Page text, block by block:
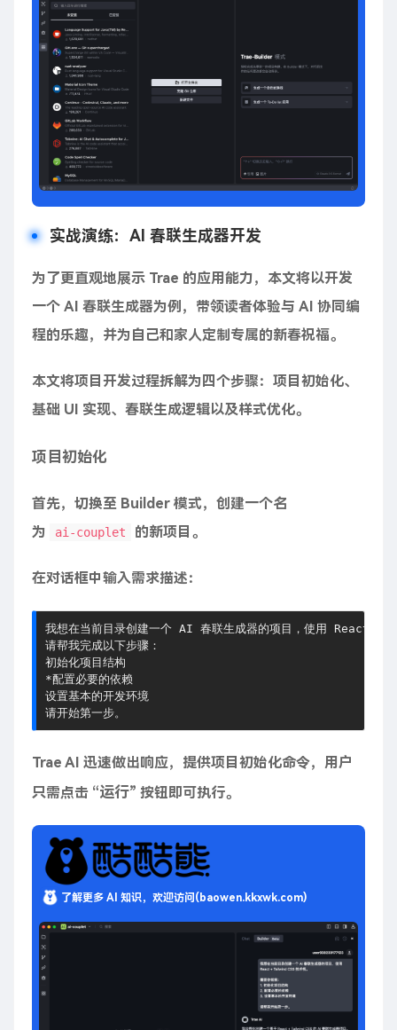
实战演练：AI 春联生成器开发
为了更直观地展示 Trae 的应用能力，本文将以开发
一个 AI 春联生成器为例，带领读者体验与 AI 协同编
程的乐趣，并为自己和家人定制专属的新春祝福。
本文将项目开发过程拆解为四个步骤：项目初始化、
基础 UI 实现、春联生成逻辑以及样式优化。
项目初始化
首先，切换至 Builder 模式，创建一个名
为
ai-couplet 的新项目。
在对话框中输入需求描述：
我想在当前目录创建一个 AI 春联生成器的项目，使用 React
请帮我完成以下步骤：
初始化项目结构
*配置必要的依赖
设置基本的开发环境
Trae AI 迅速做出响应，提供项目初始化命令，用户
只需点击 “运行” 按钮即可执行。
了解更多 AI 知识，欢迎访问(baowen.kkxwk.com)